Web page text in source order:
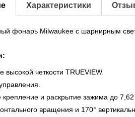
Характеристики
фонарь Milwaukee с шарнирным
четкости TRUEVIEW.
крепление и раскрытие зажима до 7,62
вращения и 170°